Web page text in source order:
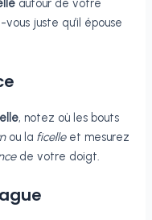
autour de votre
juste qu’il épouse
, notez où les bouts
ou la ficelleet mesurez
de votre doigt.